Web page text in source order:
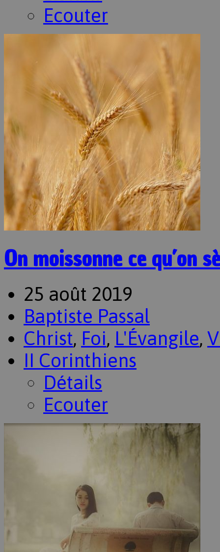
Ecouter
On moissonne ce qu’on
25 août 2019
Baptiste Passal
Christ, Foi, L'Évangile,
II Corinthiens
Détails
Ecouter